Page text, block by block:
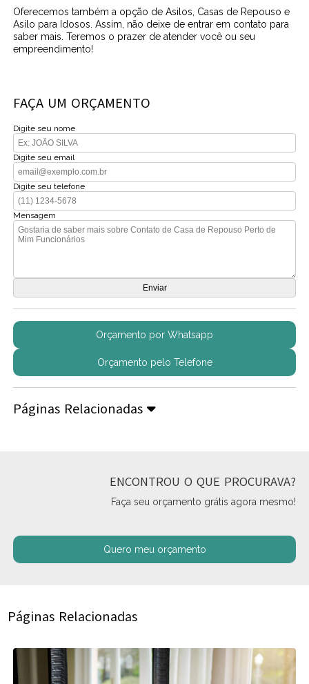
Oferecemos também a opção de Asilos, Casas de Repouso e
Asilo para Idosos. Assim, não deixe de entrar em contato para
saber mais. Teremos o prazer de atender você ou seu
empreendimento!
FAÇA UM ORÇAMENTO
Digite seu nome
Digite seu email
Digite seu telefone
Mensagem
Orçamento por Whatsapp
Orçamento pelo Telefone
Páginas Relacionadas
ENCONTROU O QUE PROCURAVA?
Faça seu orçamento grátis agora mesmo!
Quero meu orçamento
Páginas Relacionadas